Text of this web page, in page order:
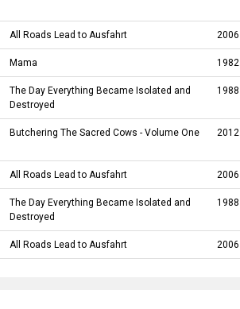
All Roads Lead to Ausfahrt 2006
Mama 1982
The Day Everything Became Isolated and
Destroyed
1988
Butchering The Sacred Cows - Volume One 2012
All Roads Lead to Ausfahrt 2006
The Day Everything Became Isolated and
Destroyed
1988
All Roads Lead to Ausfahrt 2006